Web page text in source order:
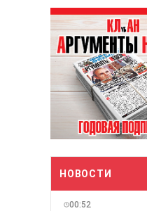
НОВОСТИ
00:52